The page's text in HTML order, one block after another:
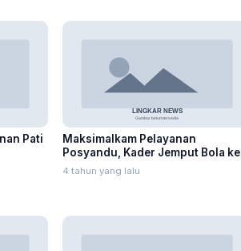
Pati
Maksimalkam Pelayanan
Posyandu, Kader Jemput Bola ke
Rumah Warga
4 tahun yang lalu